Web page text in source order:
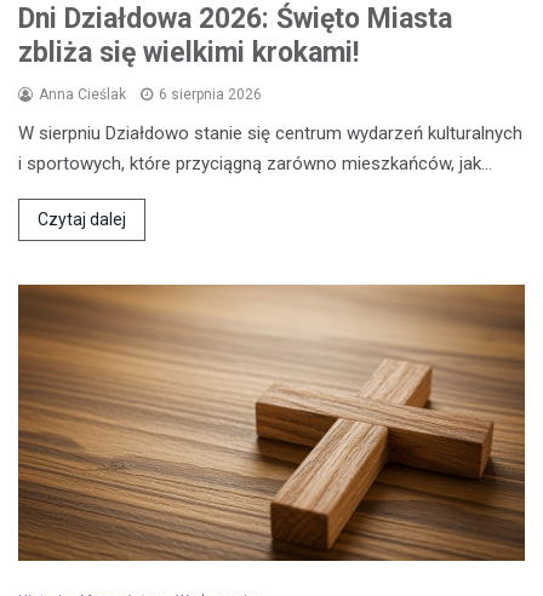
Dni Działdowa 2026: Święto Miasta
zbliża się wielkimi krokami!
Anna Cieślak 6 sierpnia 2026
W sierpniu Działdowo stanie się centrum wydarzeń kulturalnych
i sportowych, które przyciągną zarówno mieszkańców, jak…
Czytaj dalej